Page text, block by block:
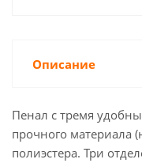
Описание
Пенал с тремя
прочного материала
полиэстера. Три